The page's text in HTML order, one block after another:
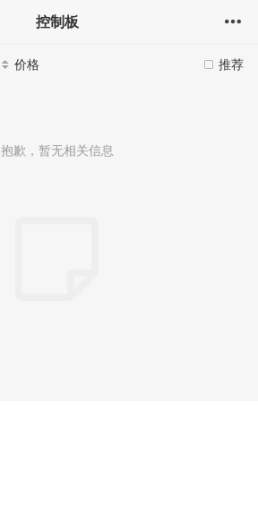
控制板
推荐
价格
抱歉，暂无相关信息